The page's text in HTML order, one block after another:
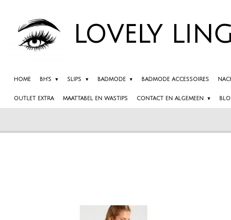
LOVELY
HOME BH'S SLIPS BADMODE BADMODE ACCESSOIRES
OUTLET EXTRA MAATTABEL EN WASTIPS CONTACT EN ALGEMEEN